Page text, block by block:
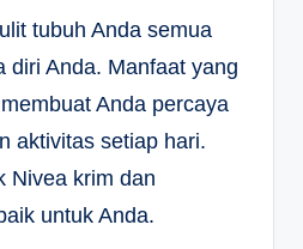
tubuh Anda semua
diri Anda. Manfaat yang
Anda percaya
aktivitas setiap hari.
Nivea krim dan
untuk Anda.